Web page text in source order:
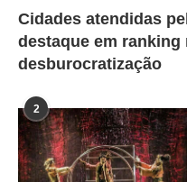
Cidades atendidas
destaque em ranking
desburocratização
2